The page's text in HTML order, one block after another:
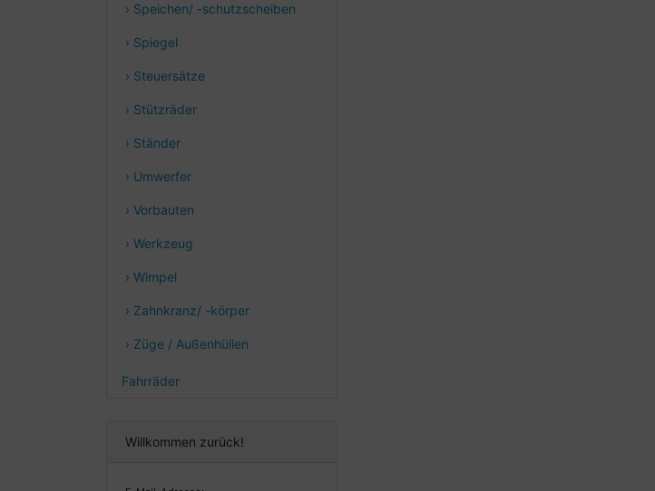
› Speichen/ -schutzscheiben
› Spiegel
› Steuersätze
› Stützräder
› Ständer
› Umwerfer
› Vorbauten
› Werkzeug
› Wimpel
› Zahnkranz/ -körper
› Züge / Außenhüllen
Fahrräder
Willkommen zurück!